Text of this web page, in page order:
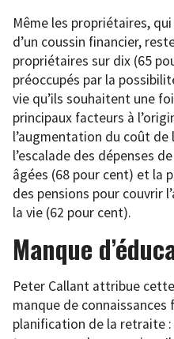
Même les propriétaires,
d’un coussin financier,
propriétaires sur dix (65
préoccupés par la
vie qu’ils souhaitent une
principaux facteurs à
l’augmentation du coût de
l’escalade des dépenses
âgées (68 pour cent) et la
des pensions pour couvrir
la vie (62 pour cent).
Manque
Peter Callant attribue
manque de
planification de la retraite :